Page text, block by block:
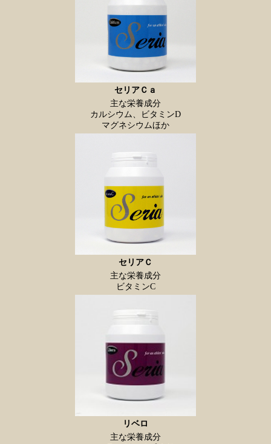
セリアＣａ
主な栄養成分
カルシウム、ビタミンD
マグネシウムほか
セリアＣ
主な栄養成分
ビタミンC
リベロ
主な栄養成分